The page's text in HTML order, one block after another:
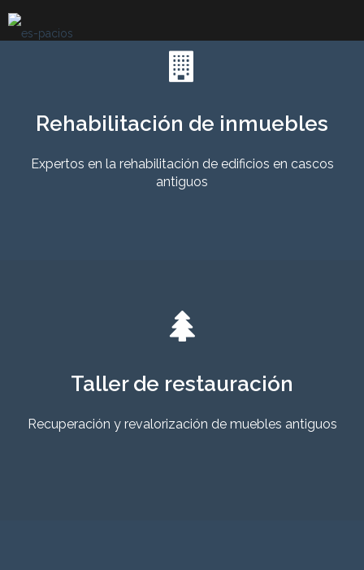
to
content
Rehabilitación de inmuebles
Expertos en la rehabilitación de edificios en cascos
antiguos
Taller de restauración
Recuperación y revalorización de muebles antiguos